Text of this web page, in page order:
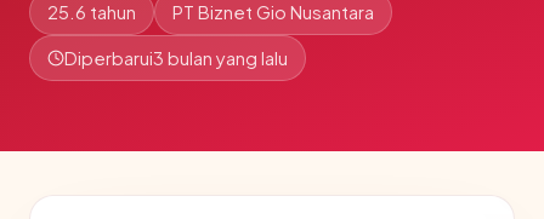
25.6 tahun PT Biznet Gio Nusantara
Diperbarui3 bulan yang lalu